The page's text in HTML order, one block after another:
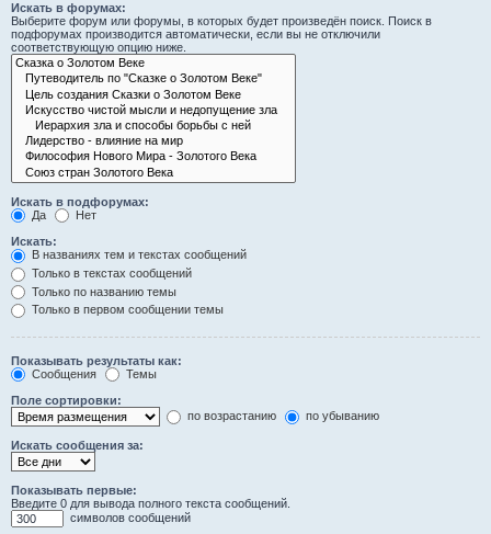
Искать в форумах:
Выберите форум или форумы, в которых будет произведён поиск. Поиск в
подфорумах производится автоматически, если вы не отключили
соответствующую опцию ниже.
Искать в подфорумах:
Да
Нет
Искать:
В названиях тем и текстах сообщений
Только в текстах сообщений
Только по названию темы
Только в первом сообщении темы
Показывать результаты как:
Сообщения
Темы
Поле сортировки:
по возрастанию
по убыванию
Искать сообщения за:
Показывать первые:
Введите 0 для вывода полного текста сообщений.
символов сообщений